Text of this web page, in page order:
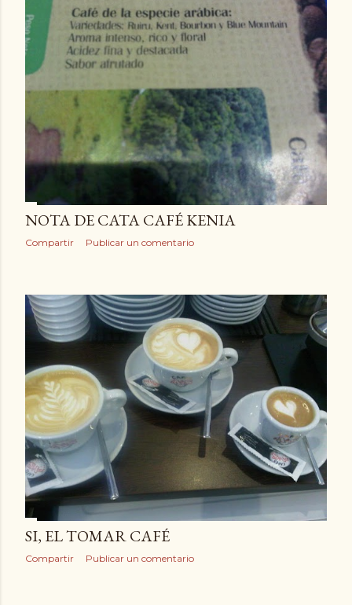
NOTA DE CATA CAFÉ KENIA
Compartir Publicar un comentario
SI, EL TOMAR CAFÉ
Compartir Publicar un comentario